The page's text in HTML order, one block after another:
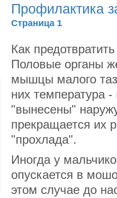
Профилактика
Страница 1
Как
Половые органы
мышцы малого
них температура
"вынесены"
прекращается их
"прохлада".
Иногда у
опускается в
этом случае до